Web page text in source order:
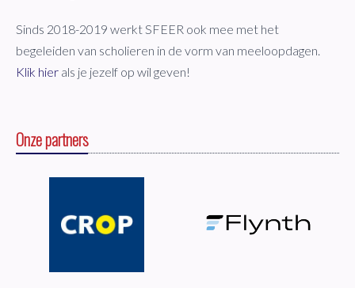
Sinds 2018-2019 werkt SFEER ook mee met het
begeleiden van scholieren in de vorm van meeloopdagen.
Klik hier als je jezelf op wil geven!
Onze partners